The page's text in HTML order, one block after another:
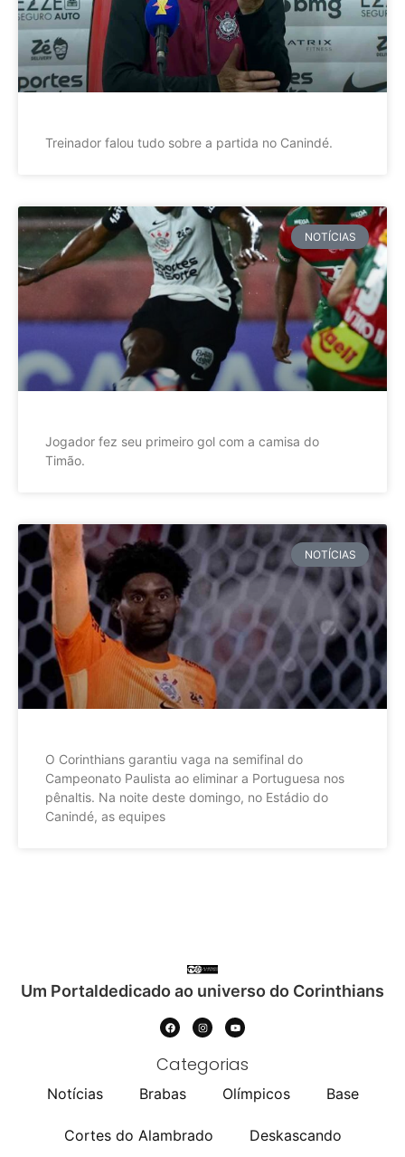
Treinador falou tudo sobre a partida no Canindé.
NOTÍCIAS
Jogador fez seu primeiro gol com a camisa do
Timão.
NOTÍCIAS
O Corinthians garantiu vaga na semifinal do
Campeonato Paulista ao eliminar a Portuguesa nos
pênaltis. Na noite deste domingo, no Estádio do
Canindé, as equipes
Um Portaldedicado ao universo do Corinthians
Categorias
Notícias Brabas Olímpicos Base
Cortes do Alambrado Deskascando